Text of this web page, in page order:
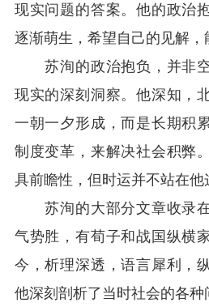
现实问题的答案。他的政治
逐渐萌生，希望自己的见解，
苏洵的政治抱负，并非空
现实的深刻洞察。他深知，
一朝一夕形成，而是长期积
制度变革，来解决社会积弊
具前瞻性，但时运并不站在他
苏洵的大部分文章收录在
气势胜，有荀子和战国纵横
今，析理深透，语言犀利，
他深刻剖析了当时社会的各种